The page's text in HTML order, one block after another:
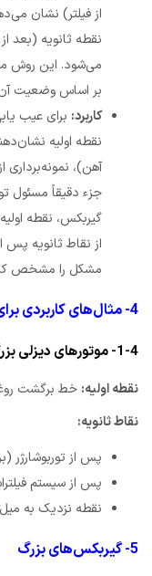
از فیلتر) نشان
نقطه ثانویه (بعد
می‌شود. این روش
بر اساس وضعیت آن
کاربرد: برای عیب
نقطه اولیه
آهن)، نمونه‌برداری
جزء دقیقاً مسئول
گیربکس، نقطه
از نقاط ثانویه پس
مشکل را مشخص
4- مثال‌های کاربردی برای تعدد نقاط نمونه‌گیری
1-4- موتورهای دیزلی بزرگ
نقطه اولیه: خط برگشت روغن
نقاط ثانویه:
پس از توربوشارژر
پس از سیستم
نقطه نزدیک به
5- گیربکس‌های بزرگ